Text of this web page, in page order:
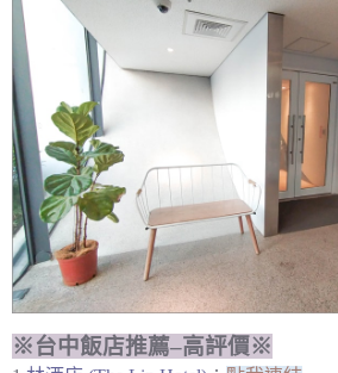
※台中飯店推薦–高評價※